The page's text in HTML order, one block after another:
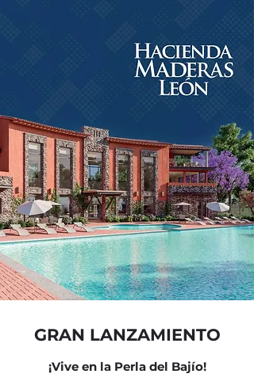
GRAN LANZAMIENTO
¡Vive en la Perla del Bajío!